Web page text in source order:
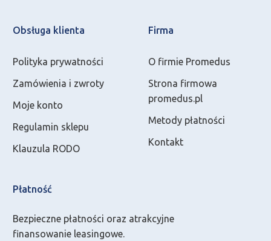
Obsługa klienta
Polityka prywatności
Zamówienia i zwroty
Moje konto
Regulamin sklepu
Klauzula RODO
Firma
O firmie Promedus
Strona firmowa
promedus.pl
Metody płatności
Kontakt
Płatność
Bezpieczne płatności oraz atrakcyjne
finansowanie leasingowe.